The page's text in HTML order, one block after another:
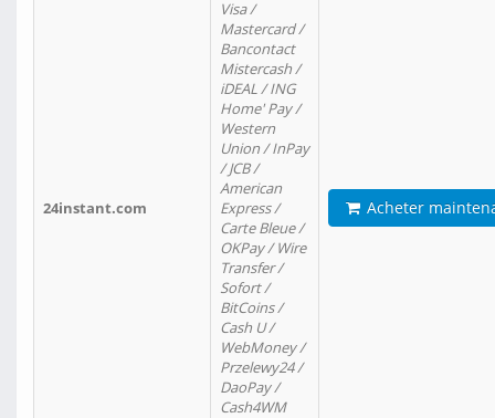
24instant.com
Visa /
Mastercard /
Bancontact
Mistercash /
iDEAL / ING
Home' Pay /
Western
Union / InPay
/ JCB /
American
Express /
Carte Bleue /
OKPay / Wire
Transfer /
Sofort /
BitCoins /
Cash U /
WebMoney /
Przelewy24 /
DaoPay /
Cash4WM
Acheter